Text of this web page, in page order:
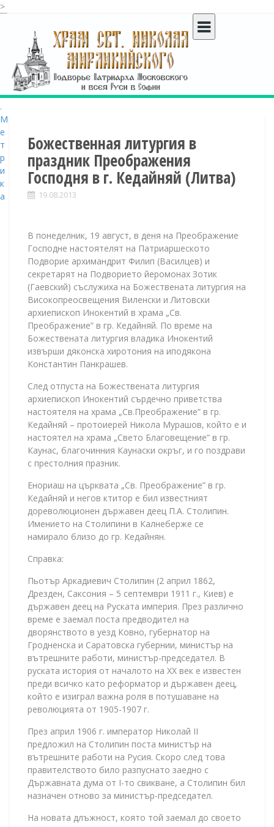
>
c
o
n
t
e
n
t
Божественная литургия в
праздник Преображения
Господня в г. Кедайняй (Литва)
19.08.2013
В понеделник, 19 август, в деня на Преображение
Господне настоятелят на Патриаршеското
Подворие архимандрит Филип (Василцев) и
секретарят на Подворието йеромонах Зотик
(Гаевский) съслужиха на Божествената литургия на
Високопреосвещения Виленски и Литовски
архиепископ Инокентий в храма „Св.
Преображение” в гр. Кедайняй. По време на
Божествената литургия владика Инокентий
извърши дяконска хиротония на иподякона
Константин Панкрашев.
След отпуста на Божествената литургия
архиепископ Инокентий сърдечно приветства
настоятеля на храма „Св.Преображение” в гр.
Кедайняй – протоиерей Никола Мурашов, който е и
настоятел на храма „Свето Благовещение” в гр.
Каунас, благочинния Каунаски окръг, и го поздрави
с престолния празник.
Енориаш на църквата „Св. Преображение” в гр.
Кедайняй и негов ктитор е бил известният
дореволюционен държавен деец П.А. Столипин.
Имението на Столипини в Калнеберже се
намирало близо до гр. Кедайнян.
Справка:
Пьотър Аркадиевич Столипин (2 април 1862,
Дрезден, Саксония – 5 септември 1911 г., Киев) е
държавен деец на Руската империя. През различно
време е заемал поста предводител на
дворянството в уезд Ковно, губернатор на
Гродненска и Саратовска губернии, министър на
вътрешните работи, министър-председател. В
руската история от началото на ХХ век е известен
преди всичко като реформатор и държавен деец,
който е изиграл важна роля в потушаване на
революцията от 1905-1907 г.
През април 1906 г. император Николай ІІ
предложил на Столипин поста министър на
вътрешните работи на Русия. Скоро след това
правителството било разпуснато заедно с
Държавната дума от І-то свикване, а Столипин бил
назначен отново за министър-председател.
На новата длъжност, която той заемал до своето